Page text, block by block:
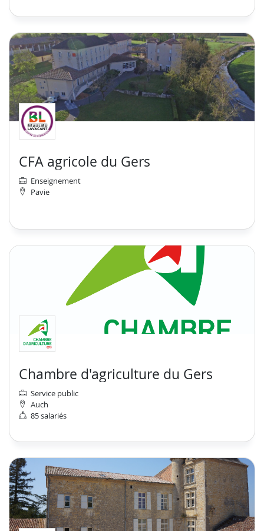
CFA agricole du Gers
Enseignement
Pavie
Chambre d'agriculture du Gers
Service public
Auch
85 salariés